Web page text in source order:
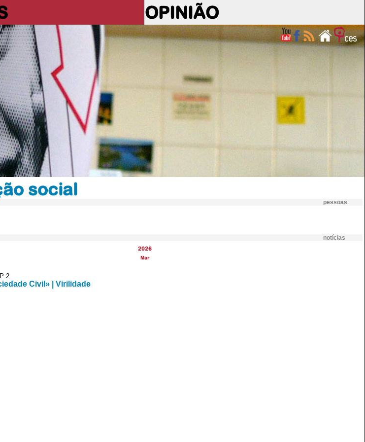
OPINIÃO
social
pessoas
notícias
2026
Mar
2
Civil» | Virilidade